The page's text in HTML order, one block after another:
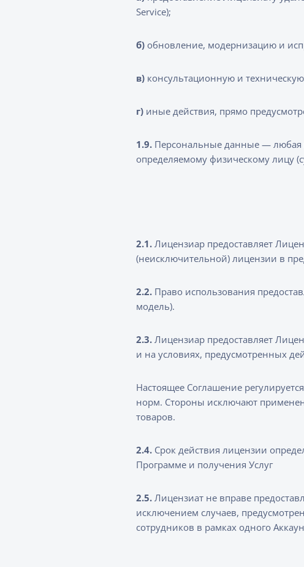
Service);
б) обновление, модернизацию и
в) консультационную и
г) иные действия, прямо
1.9. Персональные данные — любая
определяемому физическому лицу
2.1. Лицензиар предоставляет
(неисключительной) лицензии в
2.2. Право использования
модель).
2.3. Лицензиар предоставляет
и на условиях, предусмотренных
Настоящее Соглашение
норм. Стороны исключают
товаров.
2.4. Срок действия лицензии
Программе и получения Услуг
2.5. Лицензиат не вправе
исключением случаев,
сотрудников в рамках одного